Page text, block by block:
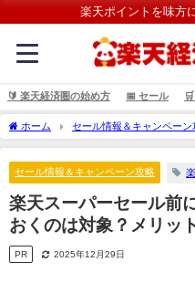
楽天ポイントを味方
🔰 楽天経済圏の始め方 📅 セール
ホーム セール情報＆キャンペーン
ご』に入れておくのは対象？メリット・
セール情報＆キャンペーン攻略
楽天スーパーセール前
おくのは対象？メリッ
PR 2025年12月29日